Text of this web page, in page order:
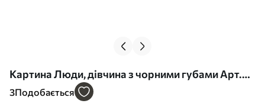
Картина Люди, дівчина з чорними губами Арт.
s43337
3Подобається